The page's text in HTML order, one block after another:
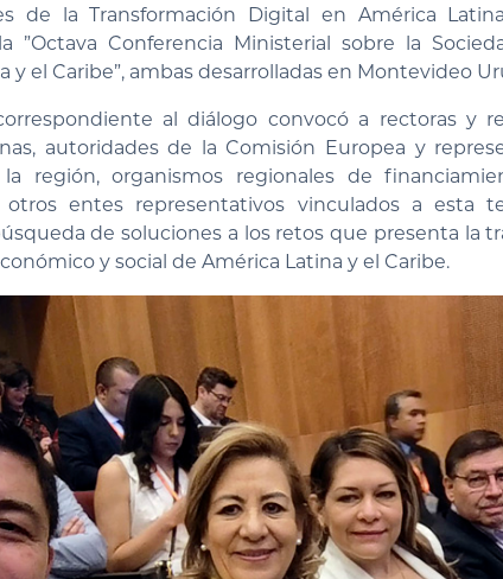
de la Transformación Digital en América
”Octava Conferencia Ministerial sobre la
y el Caribe”, ambas desarrolladas en Montevideo
al diálogo convocó a rectoras y
autoridades de la Comisión Europea y
región, organismos regionales de
otros entes representativos vinculados a esta
de soluciones a los retos que presenta la
y social de América Latina y el Caribe.